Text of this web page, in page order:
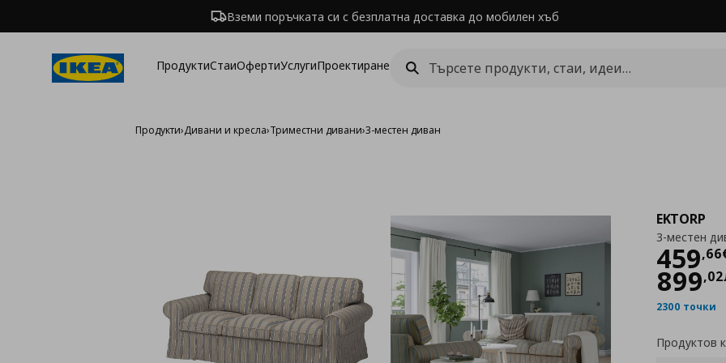
Вземи поръчката си с безплатна доставка до мобилен хъб
ПродуктиСтаиОфертиУслугиПроектиране
Продукти›Дивани и кресла›Триместни дивани›3-местен диван
EKTORP
3-местен
459,66
899,02
2300 точки
Продуктов